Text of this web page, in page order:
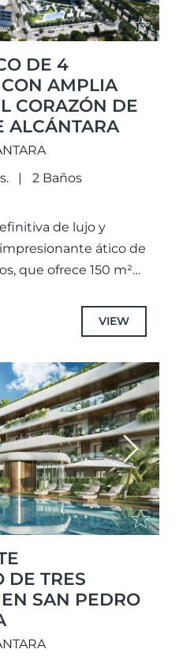
DE 4
AMPLIA
CORAZÓN DE
ALCÁNTARA
2 Baños
de lujo y
ático de
que ofrece 150 m²
VIEW
Next
DE TRES
SAN PEDRO